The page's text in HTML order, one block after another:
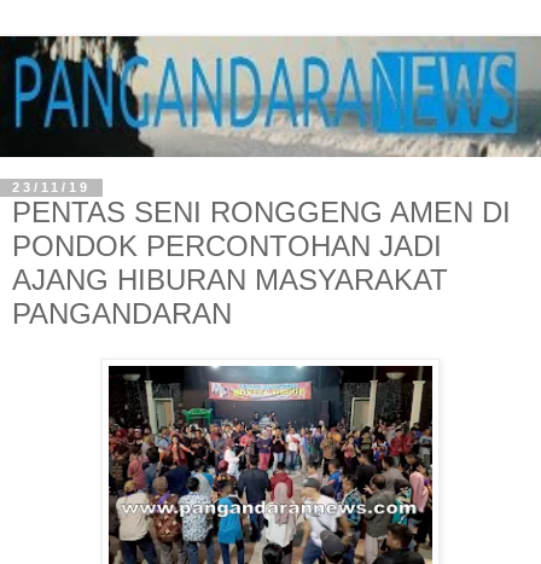
23/11/19
PENTAS SENI RONGGENG AMEN DI
PONDOK PERCONTOHAN JADI
AJANG HIBURAN MASYARAKAT
PANGANDARAN